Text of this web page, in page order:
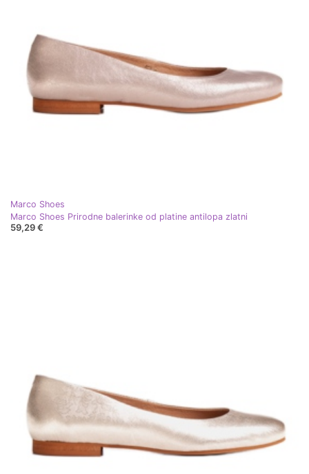
Marco Shoes
Marco Shoes Prirodne balerinke od platine antilopa zlatni
59,29 €